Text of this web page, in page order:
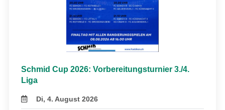
Schmid Cup 2026: Vorbereitungsturnier 3./4.
Liga
Di, 4. August 2026